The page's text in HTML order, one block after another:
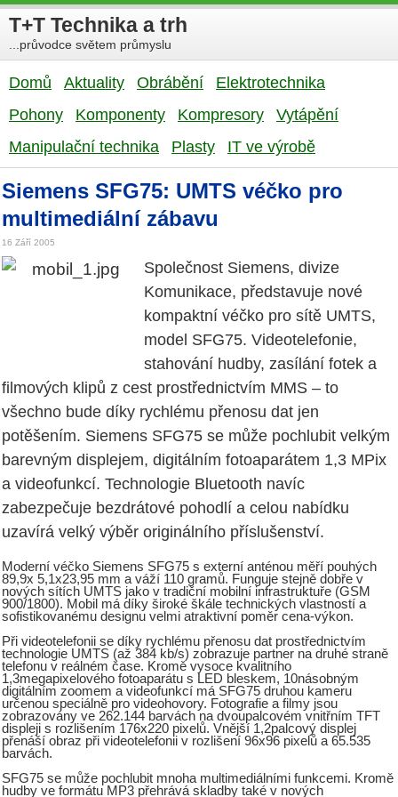
T+T Technika a trh
...průvodce světem průmyslu
Domů Aktuality Obrábění
Elektrotechnika
Pohony
Komponenty Kompresory
Vytápění
Manipulační technika
Plasty IT ve výrobě
Siemens SFG75: UMTS véčko pro
multimediální zábavu
16 Září 2005
Společnost Siemens, divize
Komunikace, představuje nové
kompaktní véčko pro sítě UMTS,
model SFG75. Videotelefonie,
stahování hudby, zasílání fotek a
filmových klipů z cest prostřednictvím MMS – to
všechno bude díky rychlému přenosu dat jen
potěšením. Siemens SFG75 se může pochlubit velkým
barevným displejem, digitálním fotoaparátem 1,3 MPix
a videofunkcí. Technologie Bluetooth navíc
zabezpečuje bezdrátové pohodlí a celou nabídku
uzavírá velký výběr originálního příslušenství.
Moderní véčko Siemens SFG75 s externí anténou měří pouhých
89,9x 5,1x23,95 mm a váží 110 gramů. Funguje stejně dobře v
nových sítích UMTS jako v tradiční mobilní infrastruktuře (GSM
900/1800). Mobil má díky široké škále technických vlastností a
sofistikovanému designu velmi atraktivní poměr cena-výkon.
Při videotelefonii se díky rychlému přenosu dat prostřednictvím
technologie UMTS (až 384 kb/s) zobrazuje partner na druhé straně
telefonu v reálném čase. Kromě vysoce kvalitního
1,3megapixelového fotoaparátu s LED bleskem, 10násobným
digitálním zoomem a videofunkcí má SFG75 druhou kameru
určenou speciálně pro videohovory. Fotografie a filmy jsou
zobrazovány ve 262.144 barvách na dvoupalcovém vnitřním TFT
displeji s rozlišením 176x220 pixelů. Vnější 1,2palcový displej
přenáší obraz při videotelefonii v rozlišení 96x96 pixelů a 65.535
barvách.
SFG75 se může pochlubit mnoha multimediálními funkcemi. Kromě
hudby ve formátu MP3 přehrává skladby také v nových